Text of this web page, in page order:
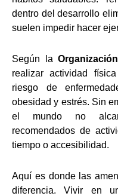
dentro del desarrollo
suelen impedir hacer
Según la
realizar actividad
riesgo de
obesidad y estrés. Sin
el mundo no
recomendados de
tiempo o accesibilidad.
Aquí es donde las
diferencia. Vivir en